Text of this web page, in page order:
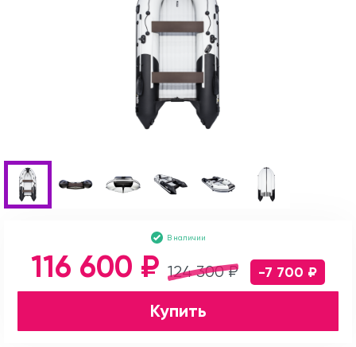
В наличии
124 300 ₽
116 600 ₽ -7 700 ₽
Купить